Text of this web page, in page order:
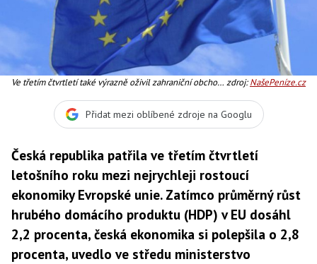
Ve třetím čtvrtletí také výrazně oživil zahraniční obchod zdroj:NašePeníze.cz
Přidat mezi oblíbené zdroje na Googlu
Česká republika patřila ve třetím čtvrtletí
letošního roku mezi nejrychleji rostoucí
ekonomiky Evropské unie. Zatímco průměrný růst
hrubého domácího produktu (HDP) v EU dosáhl
2,2 procenta, česká ekonomika si polepšila o 2,8
procenta, uvedlo ve středu ministerstvo